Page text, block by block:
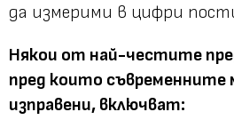
да измерими в цифри
Някои от най-честите
пред които съвременните
изправени, включват: